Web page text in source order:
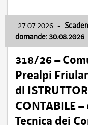
27.07.2026 -
domande: 30.08.2026
318/26 –
Prealpi
di
CONTABILE
Tecnica dei